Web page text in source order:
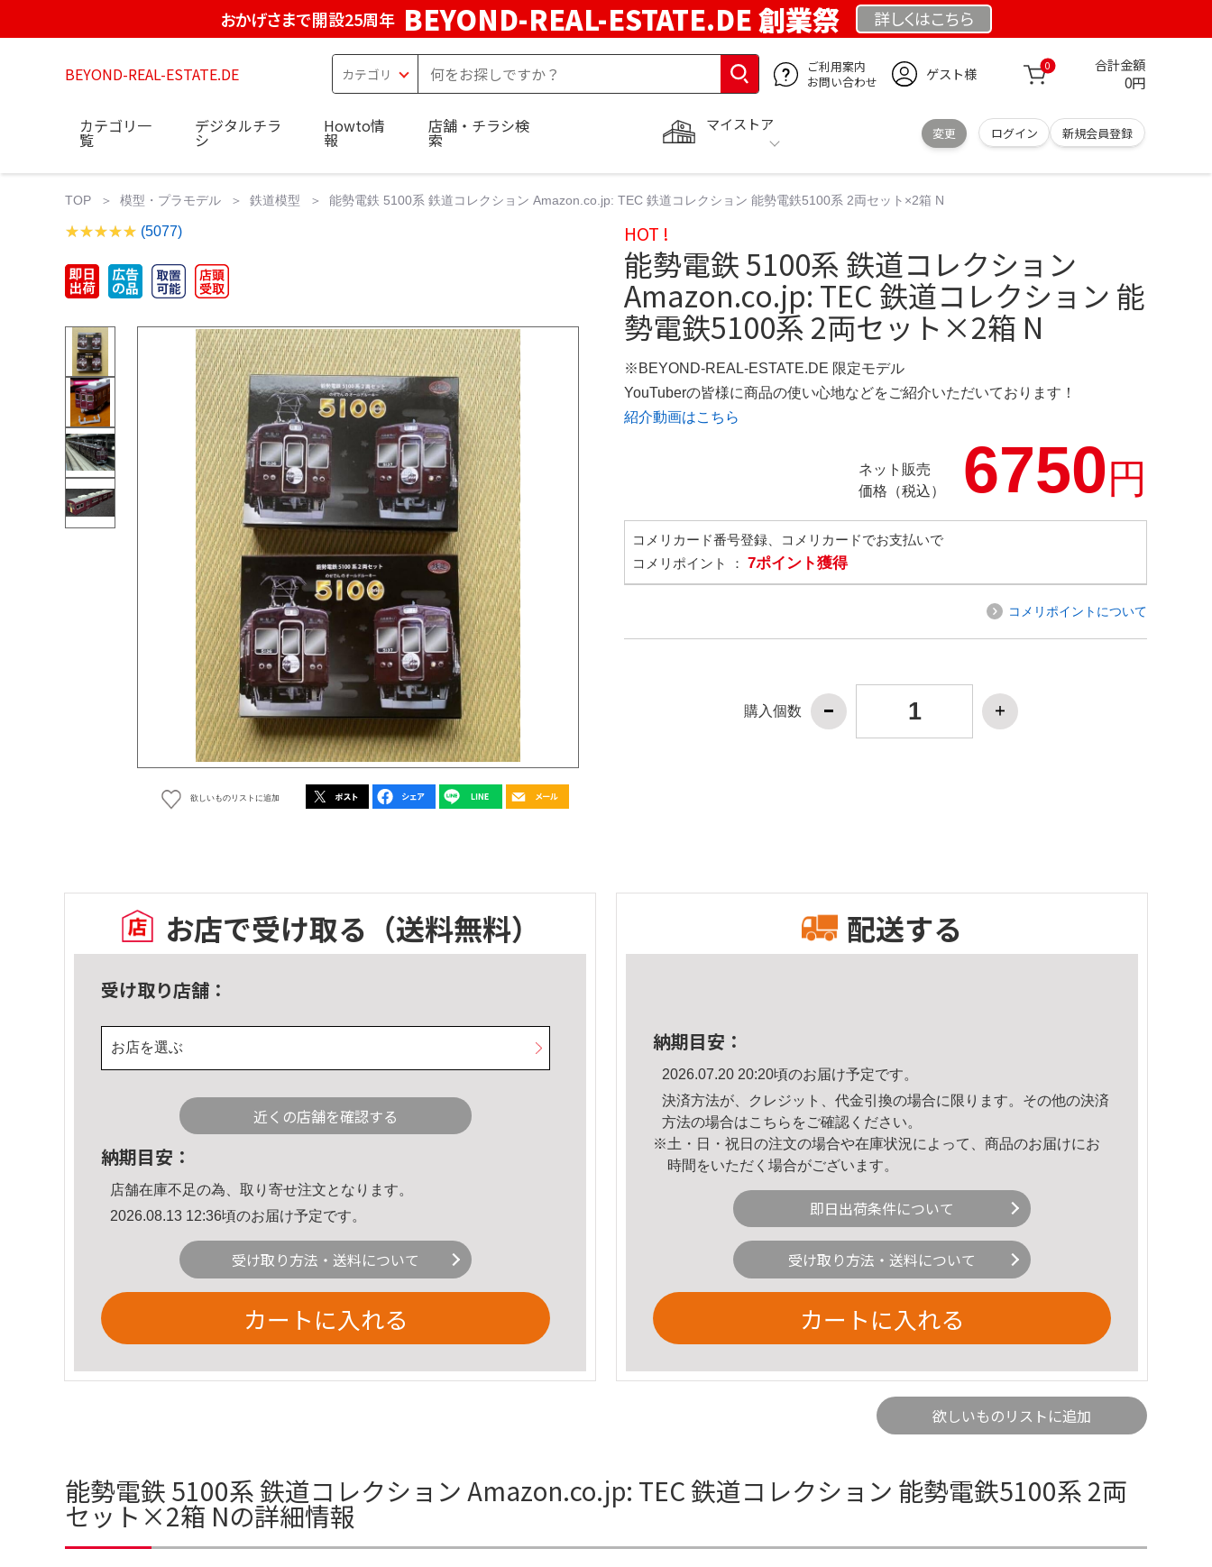
おかげさまで開設25周年 BEYOND-REAL-ESTATE.DE 創業祭 詳しくはこちら
BEYOND-REAL-ESTATE.DE
ご利用案内
お問い合わせ
ゲスト様 0 合計金額
0円
マイストア
変更 ログイン 新規会員登録
カテゴリ一
覧
デジタルチラ
シ
Howto情
報
店舗・チラシ検
索
TOP 模型・プラモデル 鉄道模型 能勢電鉄 5100系 鉄道コレクション Amazon.co.jp: TEC 鉄道コレクション 能勢電鉄5100系 2両セット×2箱 N
(5077)
欲しいものリストに追加
HOT !
能勢電鉄 5100系 鉄道コレクション
Amazon.co.jp: TEC 鉄道コレクション 能
勢電鉄5100系 2両セット×2箱 N
※BEYOND-REAL-ESTATE.DE 限定モデル
YouTuberの皆様に商品の使い心地などをご紹介いただいております！
紹介動画はこちら
ネット販売
価格（税込）
6750円
コメリカード番号登録、コメリカードでお支払いで
コメリポイント ： 7ポイント獲得
コメリポイントについて
購入個数
お店で受け取る （送料無料）
受け取り店舗：
お店を選ぶ
近くの店舗を確認する
納期目安：
店舗在庫不足の為、取り寄せ注文となります。
2026.08.13 12:36頃のお届け予定です。
受け取り方法・送料について
カートに入れる
配送する
納期目安：
2026.07.20 20:20頃のお届け予定です。
決済方法が、クレジット、代金引換の場合に限ります。その他の決済
方法の場合はこちら をご確認ください。
※土・日・祝日の注文の場合や在庫状況によって、商品のお届けにお
時間をいただく場合がございます。
即日出荷条件について
受け取り方法・送料について
カートに入れる
欲しいものリストに追加
能勢電鉄 5100系 鉄道コレクション Amazon.co.jp: TEC 鉄道コレクション 能勢電鉄5100系 2両
セット×2箱 Nの詳細情報